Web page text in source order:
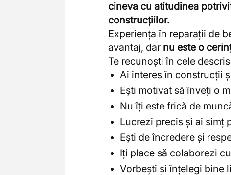
cineva cu atitudinea
construcțiilor.
Experiența în reparații de
avantaj, dar nu este o
Te recunoști în cele
Ai interes în construcții
Ești motivat să înveți o
Nu îți este frică de
Lucrezi precis și ai simț
Ești de încredere și
Iți place să colaborezi
Vorbești și înțelegi bine